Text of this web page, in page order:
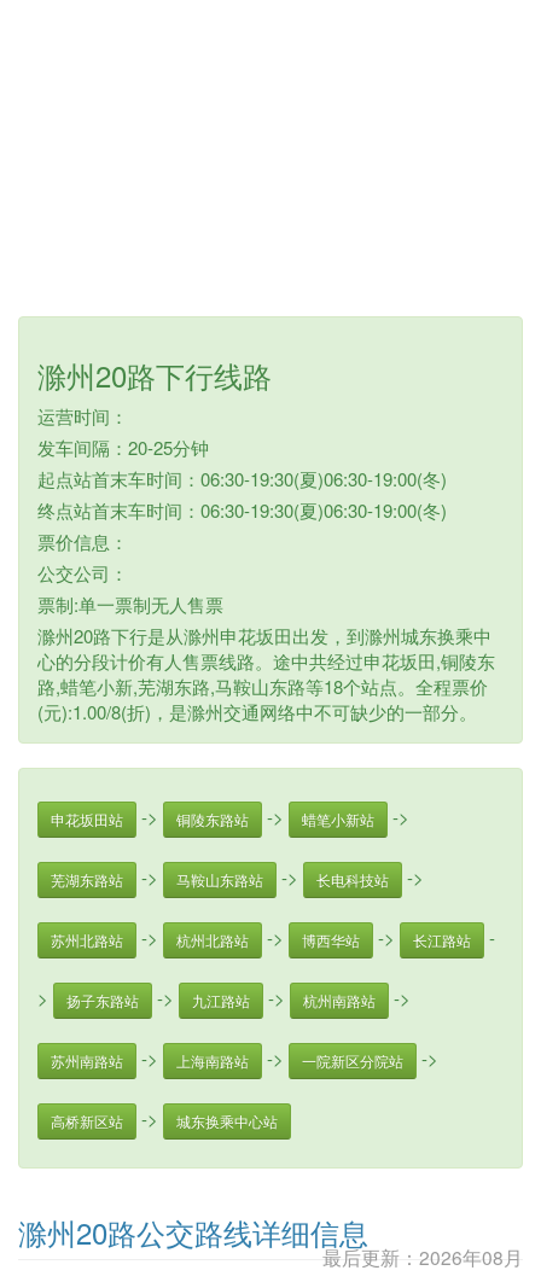
滁州20路下行线路
运营时间：
发车间隔：20-25分钟
起点站首末车时间：06:30-19:30(夏)06:30-19:00(冬)
终点站首末车时间：06:30-19:30(夏)06:30-19:00(冬)
票价信息：
公交公司：
票制:单一票制无人售票
滁州20路下行是从滁州申花坂田出发，到滁州城东换乘中
心的分段计价有人售票线路。途中共经过申花坂田,铜陵东
路,蜡笔小新,芜湖东路,马鞍山东路等18个站点。全程票价
(元):1.00/8(折)，是滁州交通网络中不可缺少的一部分。
申花坂田站 -> 铜陵东路站 -> 蜡笔小新站 ->
芜湖东路站 -> 马鞍山东路站 -> 长电科技站 ->
苏州北路站 -> 杭州北路站 -> 博西华站 -> 长江路站 -
> 扬子东路站 -> 九江路站 -> 杭州南路站 ->
苏州南路站 -> 上海南路站 -> 一院新区分院站 ->
高桥新区站 -> 城东换乘中心站
滁州20路公交路线详细信息
最后更新：2026年08月